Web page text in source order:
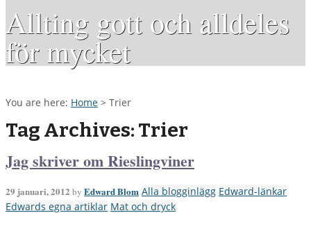
Allting gott och alldeles
för mycket
You are here: Home > Trier
Tag Archives: Trier
Jag skriver om Rieslingviner
29 januari, 2012 by Edward Blom Alla blogginlägg Edward-länkar
Edwards egna artiklar Mat och dryck